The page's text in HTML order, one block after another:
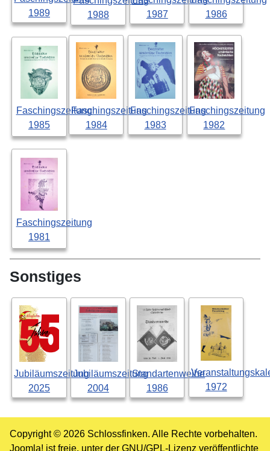
1989
1988
1987
1986
Faschingszeitung
1985
Faschingszeitung
1984
Faschingszeitung
1983
Faschingszeitung
1982
Faschingszeitung
1981
Sonstiges
Jubiläumszeitung
2025
Jubiläumszeitung
2004
Standartenweihe
1986
1972
Copyright © 2026 Schlossfinken. Alle Rechte vorbehalten.
Joomla! ist freie, unter der GNU/GPL-Lizenz veröffentlichte